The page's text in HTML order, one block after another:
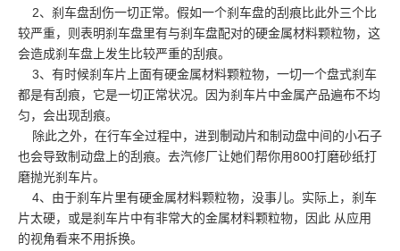
2、刹车盘刮伤一切正常。假如一个刹车盘的刮痕比此外三个比
较严重，则表明刹车盘里有与刹车盘配对的硬金属材料颗粒物，这
会造成刹车盘上发生比较严重的刮痕。
3、有时候刹车片上面有硬金属材料颗粒物，一切一个盘式刹车
都是有刮痕，它是一切正常状况。因为刹车片中金属产品遍布不均
匀，会出现刮痕。
除此之外，在行车全过程中，进到 制动片和制动盘中间的小石子
也会导致制动盘上的刮痕。去汽修厂让她们帮你用800打磨砂纸打
磨抛光刹车片。
4、由于刹车片里有硬金属材料颗粒物，没事儿。实际上，刹车
片太硬，或是刹车片中有非常大的金属材料颗粒物，因此 从应用
的视角看来不用拆换。